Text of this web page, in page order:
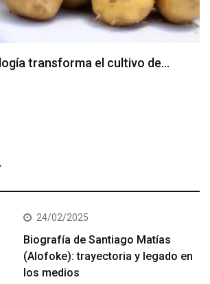
24/02/2025
Biografía de Santiago Matías
(Alofoke): trayectoria y legado en
los medios